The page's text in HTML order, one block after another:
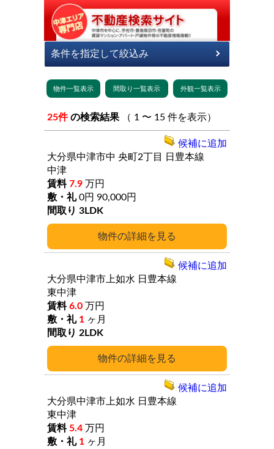
25件 の検索結果 （ 1 〜 15 件を表示）
詳細
大分県中津市中 央町2丁目
日豊本線
中津
7.9 万円
0円 90,000円
3LDK
候補に追加
詳細
大分県中津市上如水 日豊本線
東中津
6.0 万円
1 ヶ月
2LDK
候補に追加
大分県中津市上如水 日豊本線
東中津
5.4 万円
1 ヶ月
候補に追加